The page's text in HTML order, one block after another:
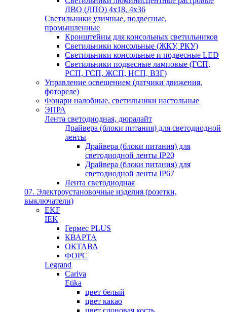
ЛВО (ЛПО) 4х18, 4х36
Светильники уличные, подвесные,
промышленные
Кронштейны для консольных светильников
Светильники консольные (ЖКУ, РКУ)
Светильники консольные и подвесные LED
Светильники подвесные ламповые (ГСП,
РСП, ГСП, ЖСП, НСП, ВЗГ)
Управление освещением (датчики движения,
фотореле)
Фонари налобные, светильники настольные
ЭПРА
Лента светодиодная, дюралайт
Драйвера (блоки питания) для светодиодной
ленты
Драйвера (блоки питания) для
светодиодной ленты IP20
Драйвера (блоки питания) для
светодиодной ленты IP67
Лента светодиодная
07. Электроустановочные изделия (розетки,
выключатели)
EKF
IEK
Гермес PLUS
КВАРТА
ОКТАВА
ФОРС
Legrand
Cariva
Etika
цвет белый
цвет какао
цвет слоновая кость